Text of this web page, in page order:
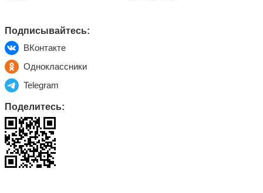
Подписывайтесь:
ВКонтакте
Одноклассники
Telegram
Поделитесь: